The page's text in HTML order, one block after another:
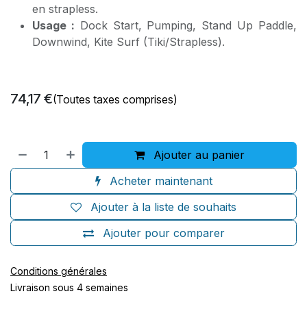
en strapless.
Usage : Dock Start, Pumping, Stand Up Paddle,
Downwind, Kite Surf (Tiki/Strapless).
74,17 €(Toutes taxes comprises)
Ajouter au panier
Acheter maintenant
Ajouter pour comparer
Ajouter à la liste de souhaits
Conditions générales
Livraison sous 4 semaines